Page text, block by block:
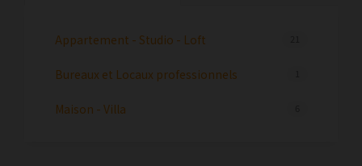
Appartement - Studio - Loft
Bureaux et Locaux professionnels
Maison - Villa